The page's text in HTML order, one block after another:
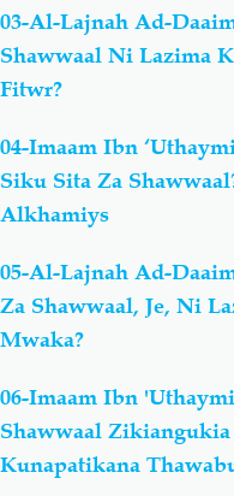
03-Al-Lajnah Ad-
Shawwaal Ni Lazima
Fitwr?
04-Imaam Ibn
Siku Sita Za
Alkhamiys
05-Al-Lajnah Ad-
Za Shawwaal, Je, Ni
Mwaka?
06-Imaam Ibn
Shawwaal
Kunapatikana